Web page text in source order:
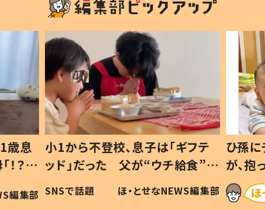
歳息
？」
編集部
小1から不登校、息子は「ギフテ
ッド」だった 父が“ウチ給食”を
作り続ける理由とは #令和の親
#令和の子
SNSで話題 ほ・とせなNEWS編集部
ひ孫
が、
「涙が
い」